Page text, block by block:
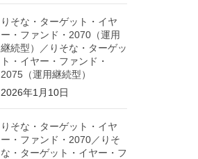
りそな・ターゲット・イヤ
ー・ファンド・2070（運用
継続型）／りそな・ターゲッ
ト・イヤー・ファンド・
2075（運用継続型）
2026年1月10日
りそな・ターゲット・イヤ
ー・ファンド・2070／りそ
な・ターゲット・イヤー・フ